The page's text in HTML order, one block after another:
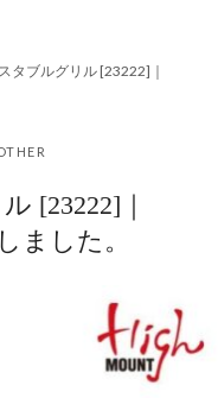
タブルグリル [23222]｜
[23222]｜
ました。